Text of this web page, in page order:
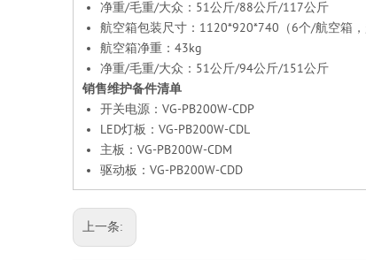
净重/毛重/大众：51公斤/88公斤/117公斤
航空箱包装尺寸：1120*920*740（6个/航空箱，
航空箱净重：43kg
净重/毛重/大众：51公斤/94公斤/151公斤
销售维护备件清单
开关电源：VG-PB200W-CDP
LED灯板：VG-PB200W-CDL
主板：VG-PB200W-CDM
驱动板：VG-PB200W-CDD
上一条: